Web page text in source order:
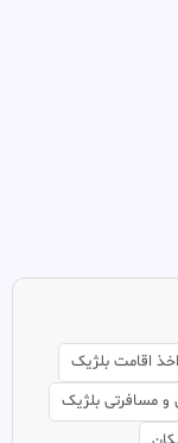
اقامت بلژیک
و مسافرتی بلژیک